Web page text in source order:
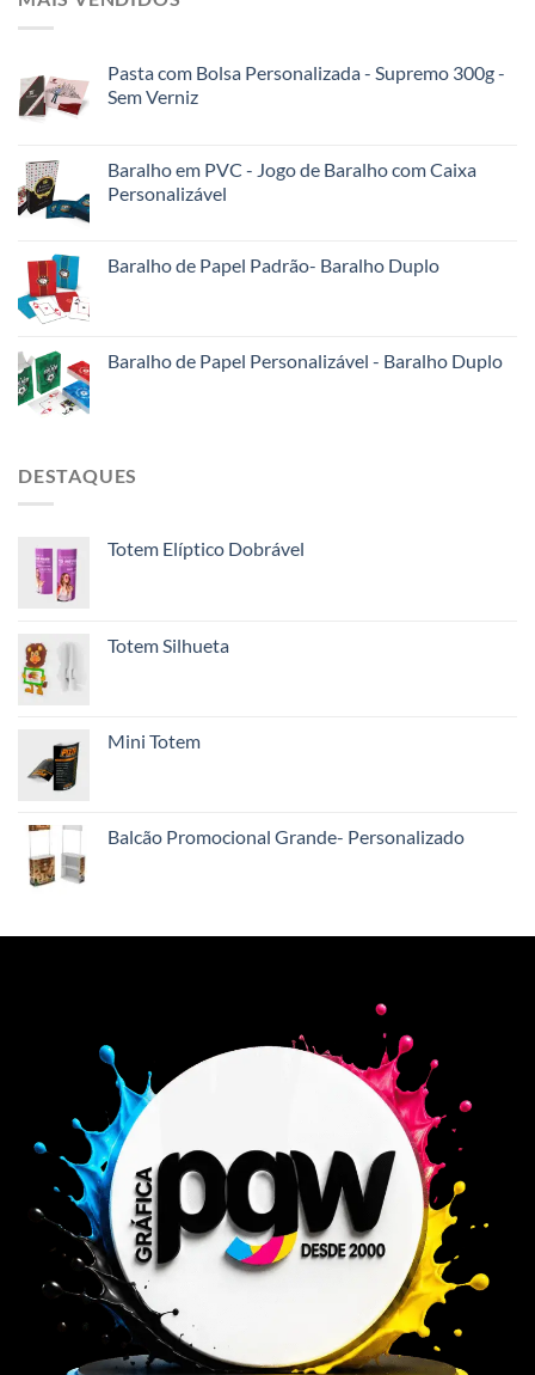
Pasta com Bolsa Personalizada - Supremo 300g -
Sem Verniz
Baralho em PVC - Jogo de Baralho com Caixa
Personalizável
Baralho de Papel Padrão- Baralho Duplo
Baralho de Papel Personalizável - Baralho Duplo
DESTAQUES
Totem Elíptico Dobrável
Totem Silhueta
Mini Totem
Balcão Promocional Grande- Personalizado